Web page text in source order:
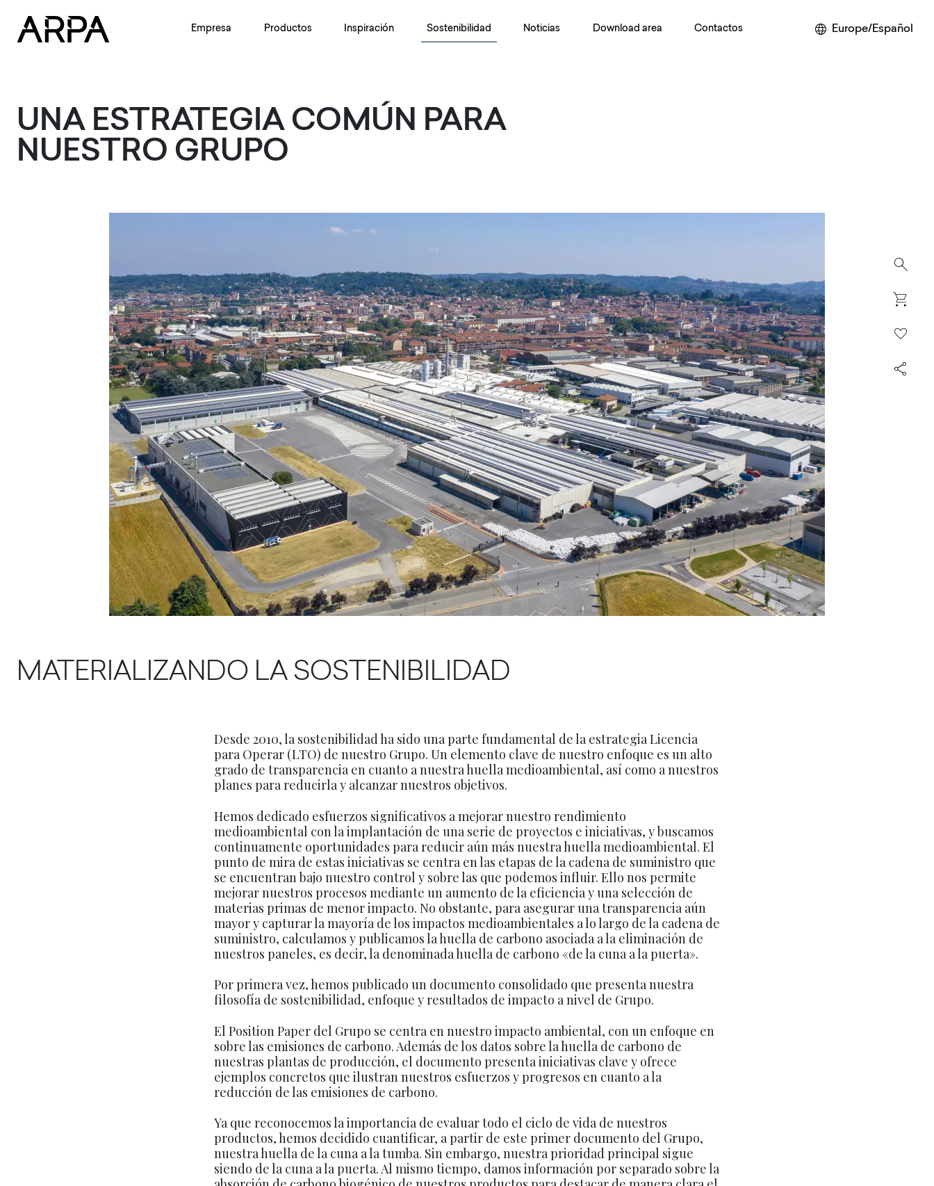
Empresa Productos Inspiración Sostenibilidad Noticias Download area Contactos Europe/Español
UNA ESTRATEGIA COMÚN PARA
NUESTRO GRUPO
MATERIALIZANDO LA SOSTENIBILIDAD
Desde 2010, la sostenibilidad ha sido una parte fundamental de la estrategia Licencia
para Operar (LTO) de nuestro Grupo. Un elemento clave de nuestro enfoque es un alto
grado de transparencia en cuanto a nuestra huella medioambiental, así como a nuestros
planes para reducirla y alcanzar nuestros objetivos.
Hemos dedicado esfuerzos significativos a mejorar nuestro rendimiento
medioambiental con la implantación de una serie de proyectos e iniciativas, y buscamos
continuamente oportunidades para reducir aún más nuestra huella medioambiental. El
punto de mira de estas iniciativas se centra en las etapas de la cadena de suministro que
se encuentran bajo nuestro control y sobre las que podemos influir. Ello nos permite
mejorar nuestros procesos mediante un aumento de la eficiencia y una selección de
materias primas de menor impacto. No obstante, para asegurar una transparencia aún
mayor y capturar la mayoría de los impactos medioambientales a lo largo de la cadena de
suministro, calculamos y publicamos la huella de carbono asociada a la eliminación de
nuestros paneles, es decir, la denominada huella de carbono «de la cuna a la puerta».
Por primera vez, hemos publicado un documento consolidado que presenta nuestra
filosofía de sostenibilidad, enfoque y resultados de impacto a nivel de Grupo.
El Position Paper del Grupo se centra en nuestro impacto ambiental, con un enfoque en
sobre las emisiones de carbono. Además de los datos sobre la huella de carbono de
nuestras plantas de producción, el documento presenta iniciativas clave y ofrece
ejemplos concretos que ilustran nuestros esfuerzos y progresos en cuanto a la
reducción de las emisiones de carbono.
Ya que reconocemos la importancia de evaluar todo el ciclo de vida de nuestros
productos, hemos decidido cuantificar, a partir de este primer documento del Grupo,
nuestra huella de la cuna a la tumba. Sin embargo, nuestra prioridad principal sigue
siendo de la cuna a la puerta. Al mismo tiempo, damos información por separado sobre la